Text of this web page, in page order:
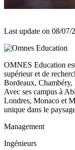
Last update on 08/07/
OMNES Education
supérieur et de
Bordeaux, Chambéry,
Avec ses campus à
Londres, Monaco et
unique dans le
Management
Ingénieurs